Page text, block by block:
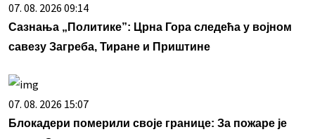
07. 08. 2026 09:14
Сазнања „Политике”: Црна Гора следећа у војном
савезу Загреба, Тиране и Приштине
07. 08. 2026 15:07
Блокадери померили своје границе: За пожаре је